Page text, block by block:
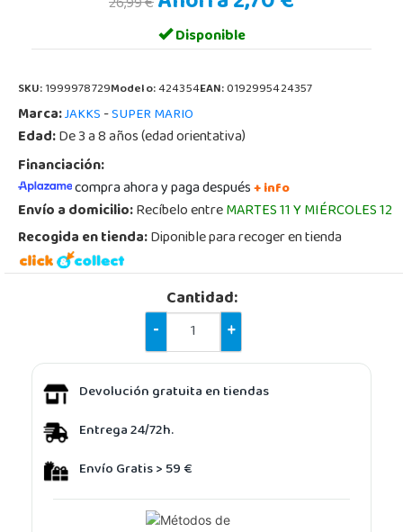
Disponible
SKU:1999978729Modelo:424354EAN:0192995424357
Marca:JAKKS-SUPER MARIO
Edad:De 3 a 8 años (edad orientativa)
Financiación:
compra ahora y paga después+ info
Envío a domicilio:Recíbelo entreMARTES 11 Y MIÉRCOLES 12
Recogida en tienda:Diponible para recoger en tienda
Cantidad:
-
+
Devolución gratuita en tiendas
Entrega 24/72h.
Envío Gratis > 59 €